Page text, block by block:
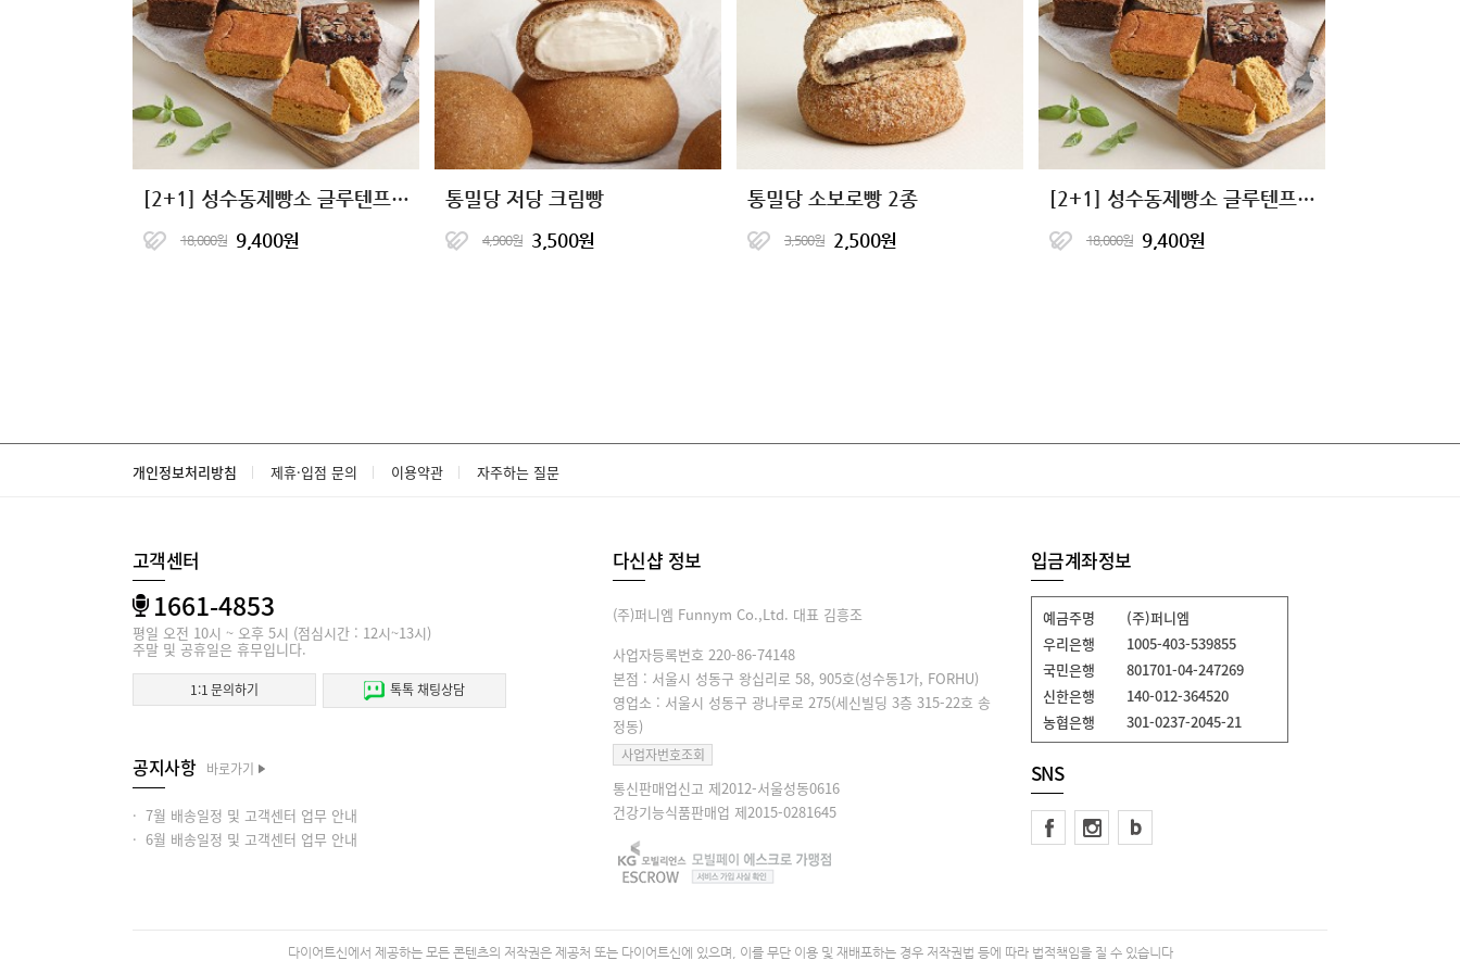
[2+1] 성수동제빵소 글루텐프리 단백한빵 4종
18,000원 9,400원
통밀당 저당 크림빵
4,900원 3,500원
통밀당 소보로빵 2종
3,500원 2,500원
[2+1] 성수동제빵소 글루텐프리 단백한빵 4종
18,000원 9,400원
개인정보처리방침 제휴·입점 문의 이용약관 자주하는 질문
고객센터
1661-4853
평일 오전 10시 ~ 오후 5시 (점심시간 : 12시~13시)
주말 및 공휴일은 휴무입니다.
1:1 문의하기 톡톡 채팅상담
공지사항 바로가기
· 7월 배송일정 및 고객센터 업무 안내
· 6월 배송일정 및 고객센터 업무 안내
다신샵 정보
(주)퍼니엠 Funnym Co.,Ltd. 대표 김흥조
사업자등록번호 220-86-74148
본점 : 서울시 성동구 왕십리로 58, 905호(성수동1가, FORHU)
영업소 : 서울시 성동구 광나루로 275(세신빌딩 3층 315-22호 송
정동)
사업자번호조회
통신판매업신고 제2012-서울성동0616
건강기능식품판매업 제2015-0281645
입금계좌정보
예금주명
(주)퍼니엠
우리은행
1005-403-539855
국민은행
801701-04-247269
신한은행
140-012-364520
농협은행
301-0237-2045-21
SNS
다이어트신에서 제공하는 모든 콘텐츠의 저작권은 제공처 또는 다이어트신에 있으며, 이를 무단 이용 및 재배포하는 경우 저작권법 등에 따라 법적책임을 질 수 있습니다